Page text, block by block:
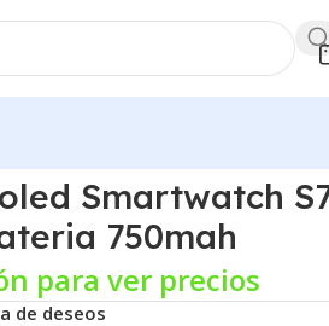
750mah
Smartwatch
750mah
para ver precios
de deseos